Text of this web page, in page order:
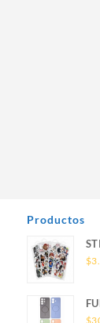
Productos
$
$